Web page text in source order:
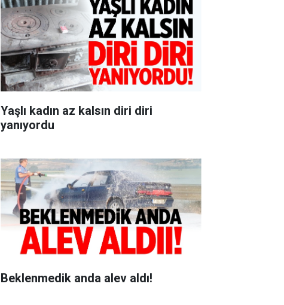
Yaşlı kadın az kalsın diri diri
yanıyordu
Beklenmedik anda alev aldı!